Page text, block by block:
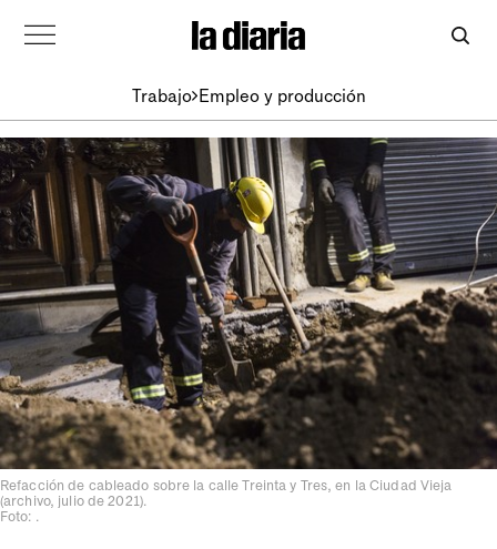
Trabajo Empleo y producción
Refacción de cableado sobre la calle Treinta y Tres, en la Ciudad Vieja
(archivo, julio de 2021).
Foto: .